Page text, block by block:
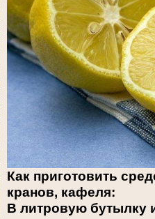
Как приготовить
кранов, кафеля:
В литровую бутылку